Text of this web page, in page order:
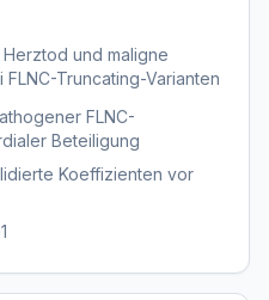
und maligne
Truncating-Varianten
FLNC-
Beteiligung
Koeffizienten vor